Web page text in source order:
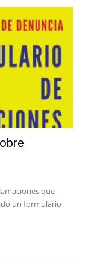
que
un formulario